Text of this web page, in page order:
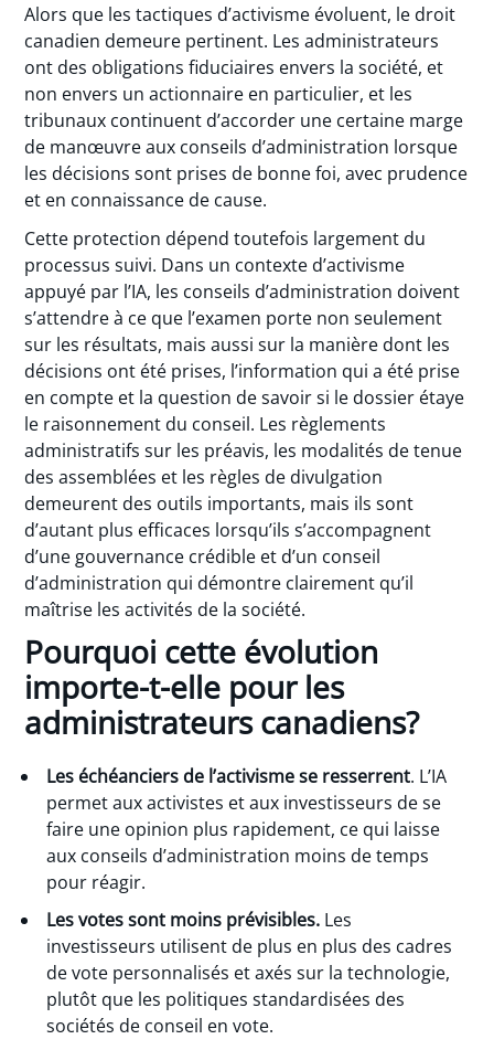
Alors que les tactiques d’activisme évoluent, le droit
canadien demeure pertinent. Les administrateurs
ont des obligations fiduciaires envers la société, et
non envers un actionnaire en particulier, et les
tribunaux continuent d’accorder une certaine marge
de manœuvre aux conseils d’administration lorsque
les décisions sont prises de bonne foi, avec prudence
et en connaissance de cause.
Cette protection dépend toutefois largement du
processus suivi. Dans un contexte d’activisme
appuyé par l’IA, les conseils d’administration doivent
s’attendre à ce que l’examen porte non seulement
sur les résultats, mais aussi sur la manière dont les
décisions ont été prises, l’information qui a été prise
en compte et la question de savoir si le dossier étaye
le raisonnement du conseil. Les règlements
administratifs sur les préavis, les modalités de tenue
des assemblées et les règles de divulgation
demeurent des outils importants, mais ils sont
d’autant plus efficaces lorsqu’ils s’accompagnent
d’une gouvernance crédible et d’un conseil
d’administration qui démontre clairement qu’il
maîtrise les activités de la société.
Pourquoi cette évolution
importe-t-elle pour les
administrateurs canadiens?
Les échéanciers de l’activisme se resserrent. L’IA
permet aux activistes et aux investisseurs de se
faire une opinion plus rapidement, ce qui laisse
aux conseils d’administration moins de temps
pour réagir.
Les votes sont moins prévisibles. Les
investisseurs utilisent de plus en plus des cadres
de vote personnalisés et axés sur la technologie,
plutôt que les politiques standardisées des
sociétés de conseil en vote.